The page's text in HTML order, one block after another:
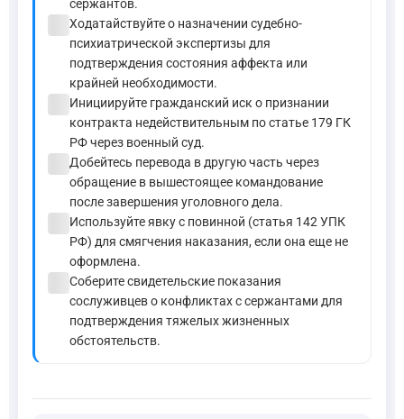
сержантов.
Ходатайствуйте о назначении судебно-
психиатрической экспертизы для
подтверждения состояния аффекта или
крайней необходимости.
Инициируйте гражданский иск о признании
контракта недействительным по статье 179 ГК
РФ через военный суд.
Добейтесь перевода в другую часть через
обращение в вышестоящее командование
после завершения уголовного дела.
Используйте явку с повинной (статья 142 УПК
РФ) для смягчения наказания, если она еще не
оформлена.
Соберите свидетельские показания
сослуживцев о конфликтах с сержантами для
подтверждения тяжелых жизненных
обстоятельств.